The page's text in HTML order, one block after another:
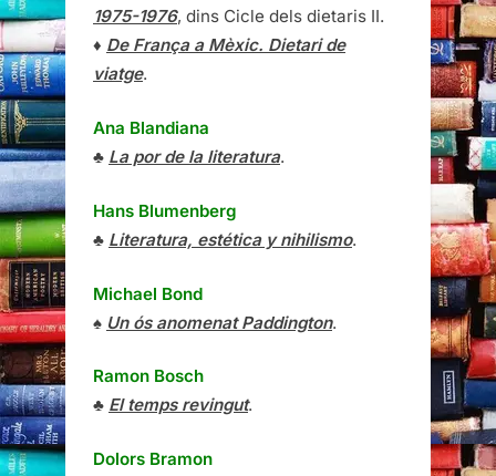
1975-1976, dins Cicle dels dietaris II.
♦ De França a Mèxic. Dietari de
viatge.
Ana Blandiana
♣ La por de la literatura.
Hans Blumenberg
♣ Literatura, estética y nihilismo.
Michael Bond
♠ Un ós anomenat Paddington.
Ramon Bosch
♣ El temps revingut.
Dolors Bramon